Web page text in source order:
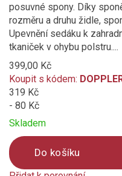
posuvné spony. Díky
rozměru a druhu židle,
Upevnění sedáku k
tkaniček v ohybu polstru....
399,00 Kč
Koupit s kódem:
319 Kč
- 80 Kč
Skladem
Do košíku